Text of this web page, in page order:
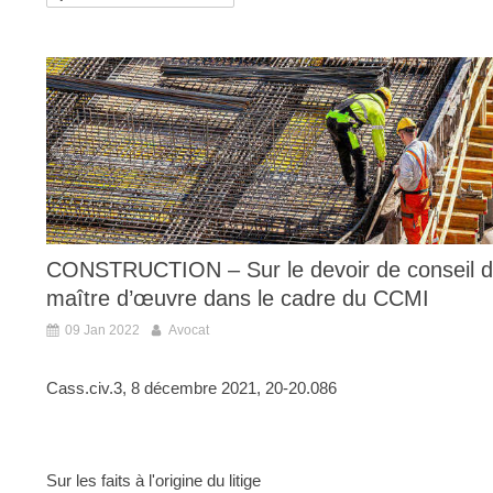
CONSTRUCTION – Sur le devoir de conseil
maître d’œuvre dans le cadre du CCMI
09 Jan 2022 Avocat
Cass.civ.3, 8 décembre 2021, 20-20.086
Sur les faits à l'origine du litige